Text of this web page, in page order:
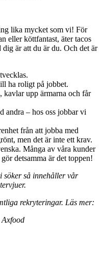
lika mycket som vi! För
eller köttfantast, äter tacos
är att du är du. Och det är
ha roligt på jobbet.
kavlar upp ärmarna och får
andra – hos oss jobbar vi
från att jobba med
men det är inte ett krav.
Många av våra kunder
detsamma är det toppen!
söker så innehåller vår
rekryteringar. Läs mer: